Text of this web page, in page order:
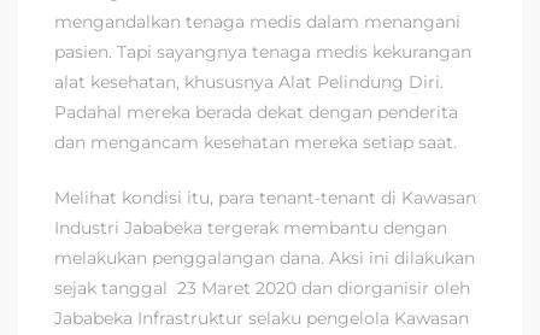
mengandalkan tenaga medis dalam menangani
pasien. Tapi sayangnya tenaga medis kekurangan
alat kesehatan, khususnya Alat Pelindung Diri.
Padahal mereka berada dekat dengan penderita
dan mengancam kesehatan mereka setiap saat.
Melihat kondisi itu, para tenant-tenant di Kawasan
Industri Jababeka tergerak membantu dengan
melakukan penggalangan dana. Aksi ini dilakukan
sejak tanggal 23 Maret 2020 dan diorganisir oleh
Jababeka Infrastruktur selaku pengelola Kawasan